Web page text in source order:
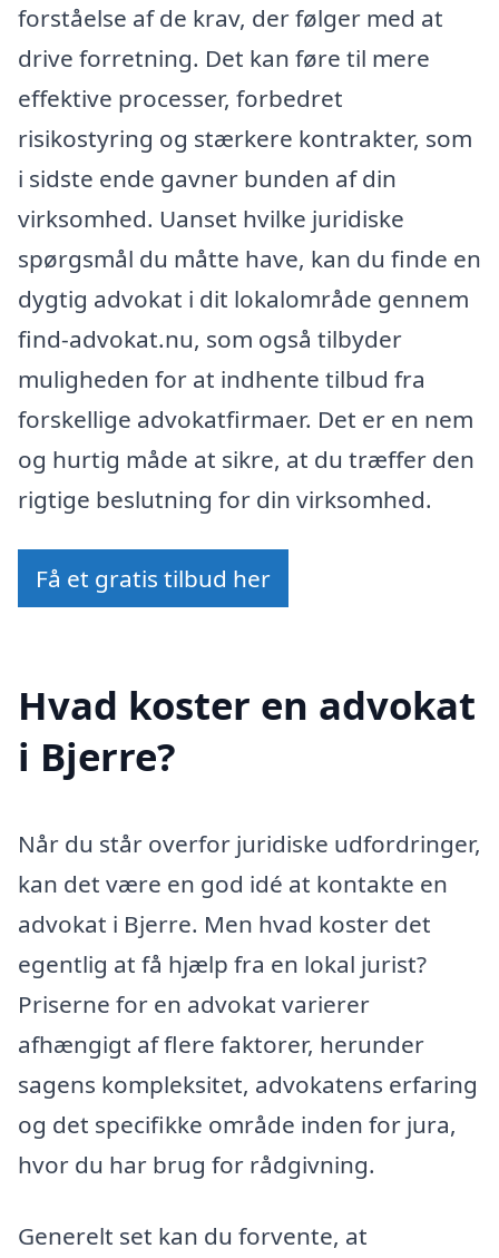
forståelse af de krav, der følger med at
drive forretning. Det kan føre til mere
effektive processer, forbedret
risikostyring og stærkere kontrakter, som
i sidste ende gavner bunden af din
virksomhed. Uanset hvilke juridiske
spørgsmål du måtte have, kan du finde en
dygtig advokat i dit lokalområde gennem
find-advokat.nu, som også tilbyder
muligheden for at indhente tilbud fra
forskellige advokatfirmaer. Det er en nem
og hurtig måde at sikre, at du træffer den
rigtige beslutning for din virksomhed.
Få et gratis tilbud her
Hvad koster en advokat
i Bjerre?
Når du står overfor juridiske udfordringer,
kan det være en god idé at kontakte en
advokat i Bjerre. Men hvad koster det
egentlig at få hjælp fra en lokal jurist?
Priserne for en advokat varierer
afhængigt af flere faktorer, herunder
sagens kompleksitet, advokatens erfaring
og det specifikke område inden for jura,
hvor du har brug for rådgivning.
Generelt set kan du forvente, at